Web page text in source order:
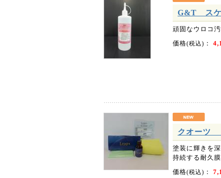
G&T スケ
頑固なウロコ
価格(税込) ：
クオーツ
塗装に輝きを
持続する耐久
価格(税込) ：